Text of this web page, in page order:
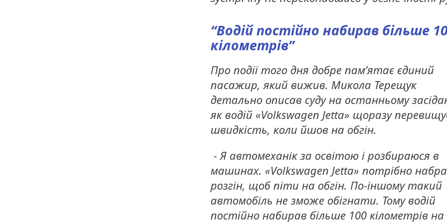
“Водій постійно набирав більше
кілометрів”
Про події того дня добре пам’ятає єдиний
пасажир, який вижив. Микола Терещук
детально описав суду на останньому
як водій «Volkswagen Jetta» щоразу
швидкість, коли йшов на обгін.
- Я автомеханік за освітою і розбираюся в
машинах. «Volkswagen Jetta» потрібно
розгін, щоб піти на обгін. По-іншому такий
автомобіль не зможе обігнати. Тому водій
постійно набирав більше 100 кілометрів на